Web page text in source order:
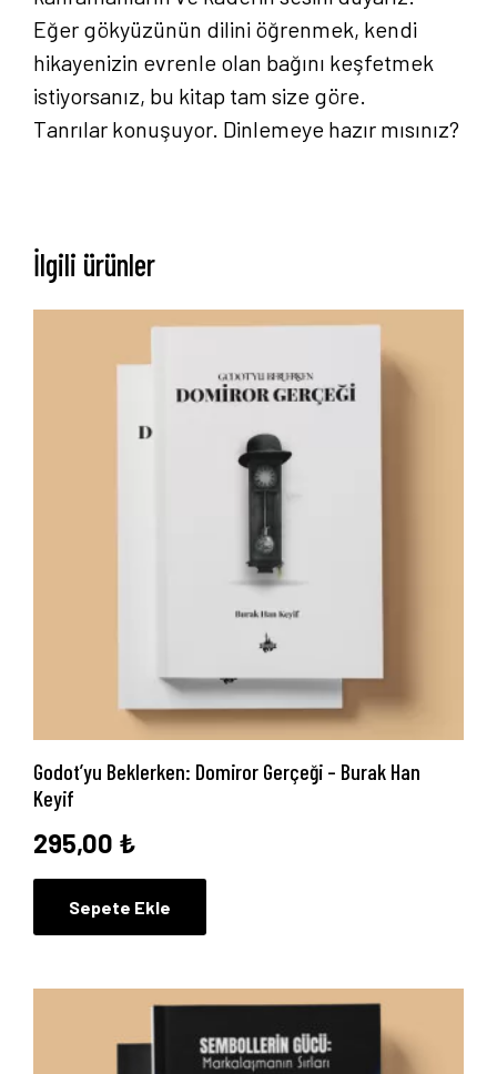
Hakkımızda
Yayın Paketlerimiz
Eğer gökyüzünün dilini öğrenmek, kendi
hikayenizin evrenle olan bağını keşfetmek
istiyorsanız, bu kitap tam size göre.
Tanrılar konuşuyor. Dinlemeye hazır mısınız?
İlgili ürünler
Godot’yu Beklerken: Domiror Gerçeği – Burak Han
Keyif
295,00 ₺
Sepete Ekle